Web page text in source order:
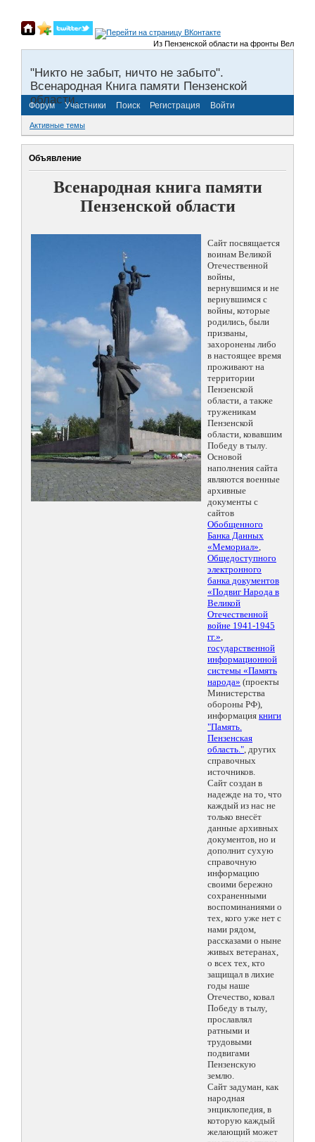
Из Пензенской области на фронты Великой
"Никто не забыт, ничто не забыто".
Всенародная Книга памяти Пензенской
области.
Форум Участники Поиск Регистрация Войти
Активные темы
Объявление
Всенародная книга памяти
Пензенской области
Сайт посвящается
воинам Великой
Отечественной
войны,
вернувшимся и не
вернувшимся с
войны, которые
родились, были
призваны,
захоронены либо
в настоящее время
проживают на
территории
Пензенской
области, а также
труженикам
Пензенской
области, ковавшим
Победу в тылу.
Основой
наполнения сайта
являются военные
архивные
документы с
сайтов
Обобщенного
Банка Данных
«Мемориал»,
Общедоступного
электронного
банка документов
«Подвиг Народа в
Великой
Отечественной
войне 1941-1945
гг.»,
государственной
информационной
системы «Память
народа» (проекты
Министерства
обороны РФ),
информация книги
"Память.
Пензенская
область.", других
справочных
источников.
Сайт создан в
надежде на то, что
каждый из нас не
только внесёт
данные архивных
документов, но и
дополнит сухую
справочную
информацию
своими бережно
сохраненными
воспоминаниями о
тех, кого уже нет с
нами рядом,
рассказами о ныне
живых ветеранах,
о всех тех, кто
защищал в лихие
годы наше
Отечество, ковал
Победу в тылу,
прославлял
ратными и
трудовыми
подвигами
Пензенскую
землю.
Сайт задуман, как
народная
энциклопедия, в
которую каждый
желающий может